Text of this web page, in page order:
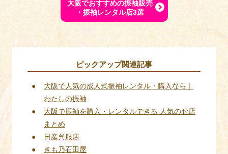
大阪でおすすめの振袖販売
・振袖レンタル店3選
ピックアップ関連記事
大阪で人気の成人式振袖レンタル・購入なら｜
わたしの振袖
大阪で振袖を購入・レンタルできる 人気のお店
まとめ
日産呉服店
きも乃石田屋